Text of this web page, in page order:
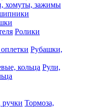
хомуты, зажимы
Ролики
Рубашки,
Рули,
Тормоза,